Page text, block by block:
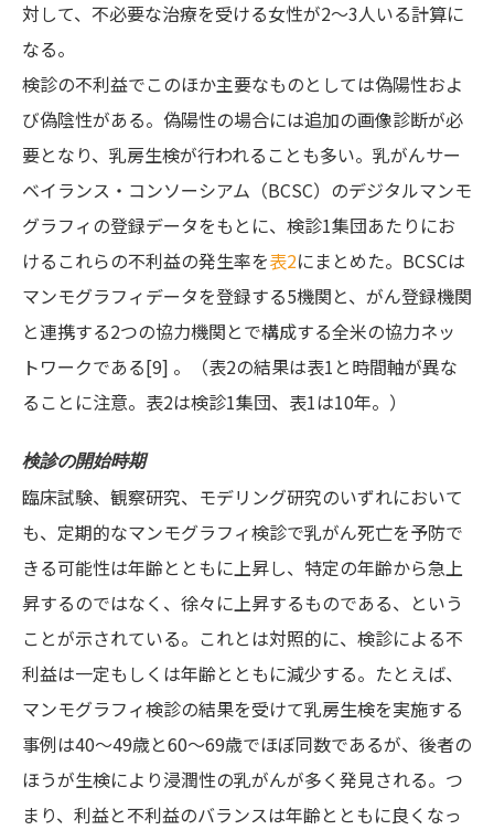
対して、不必要な治療を受ける女性が2～3人いる計算に
なる。
検診の不利益でこのほか主要なものとしては偽陽性およ
び偽陰性がある。偽陽性の場合には追加の画像診断が必
要となり、乳房生検が行われることも多い。乳がんサー
ベイランス・コンソーシアム（BCSC）のデジタルマンモ
グラフィの登録データをもとに、検診1集団あたりにお
けるこれらの不利益の発生率を表2にまとめた。BCSCは
マンモグラフィデータを登録する5機関と、がん登録機関
と連携する2つの協力機関とで構成する全米の協力ネッ
トワークである[9] 。（表2の結果は表1と時間軸が異な
ることに注意。表2は検診1集団、表1は10年。）
検診の開始時期
臨床試験、観察研究、モデリング研究のいずれにおいて
も、定期的なマンモグラフィ検診で乳がん死亡を予防で
きる可能性は年齢とともに上昇し、特定の年齢から急上
昇するのではなく、徐々に上昇するものである、という
ことが示されている。これとは対照的に、検診による不
利益は一定もしくは年齢とともに減少する。たとえば、
マンモグラフィ検診の結果を受けて乳房生検を実施する
事例は40～49歳と60～69歳でほぼ同数であるが、後者の
ほうが生検により浸潤性の乳がんが多く発見される。つ
まり、利益と不利益のバランスは年齢とともに良くなっ